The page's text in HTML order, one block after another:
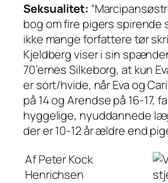
Seksualitet:
bog om fire pigers spirende
ikke mange forfattere tør
Kjeldberg viser i sin
70’ernes Silkeborg, at kun
er sort/hvide, når Eva og
på 14 og Arendse på 16-17,
hyggelige, nyuddannede
der er 10-12 år ældre end
Af Peter Kock
Henrichsen